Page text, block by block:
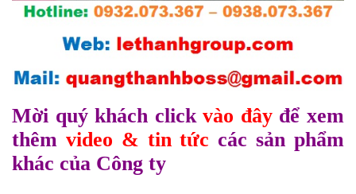
Mời quý khách clickvào đâyđể xem
thêm video & tin tức các sản phẩm
khác của Công ty